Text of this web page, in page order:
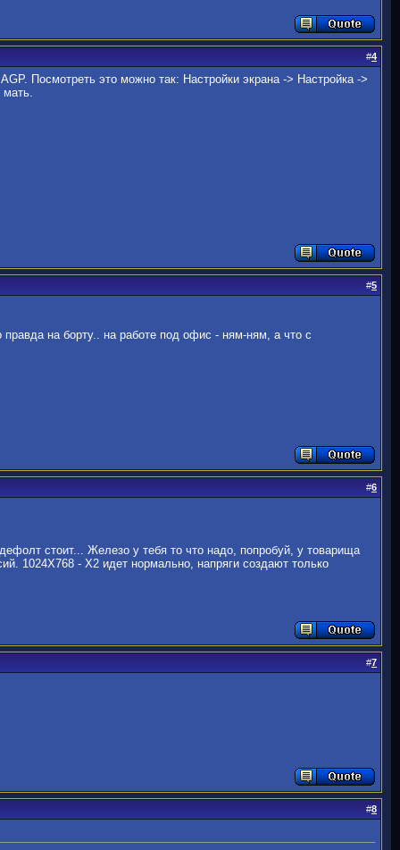
#4
Посмотреть это можно так: Настройки экрана -> Настройка ->
мать.
#5
на борту.. на работе под офис - ням-ням, а что с
#6
стоит... Железо у тебя то что надо, попробуй, у товарища
1024Х768 - Х2 идет нормально, напряги создают только
#7
#8